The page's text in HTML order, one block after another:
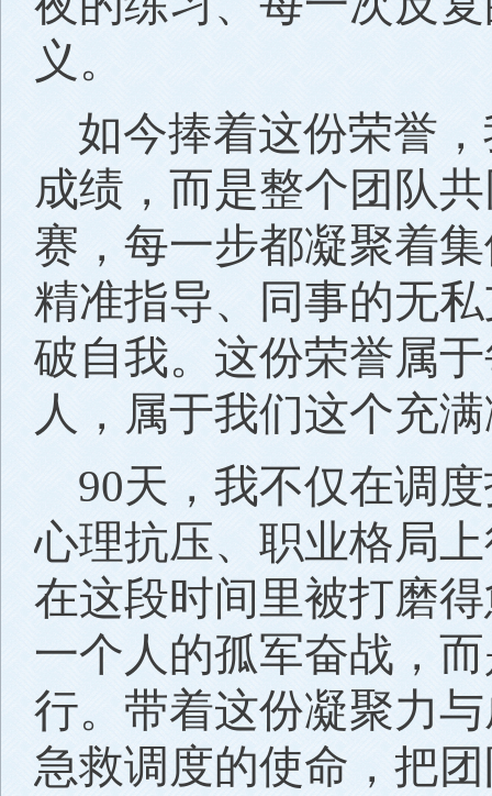
义。
如今捧着这份荣誉
成绩，而是整个团队
赛，每一步都凝聚着
精准指导、同事的无
破自我。这份荣誉属
人，属于我们这个充
90天，我不仅在调
心理抗压、职业格局
在这段时间里被打磨
一个人的孤军奋战，
行。带着这份凝聚力
急救调度的使命，把